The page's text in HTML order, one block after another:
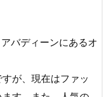
バディーンにあるオ
が、現在はファッ